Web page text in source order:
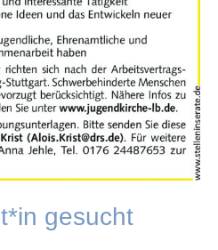
gesucht